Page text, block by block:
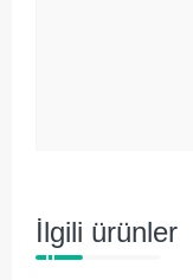
İlgili ürünler